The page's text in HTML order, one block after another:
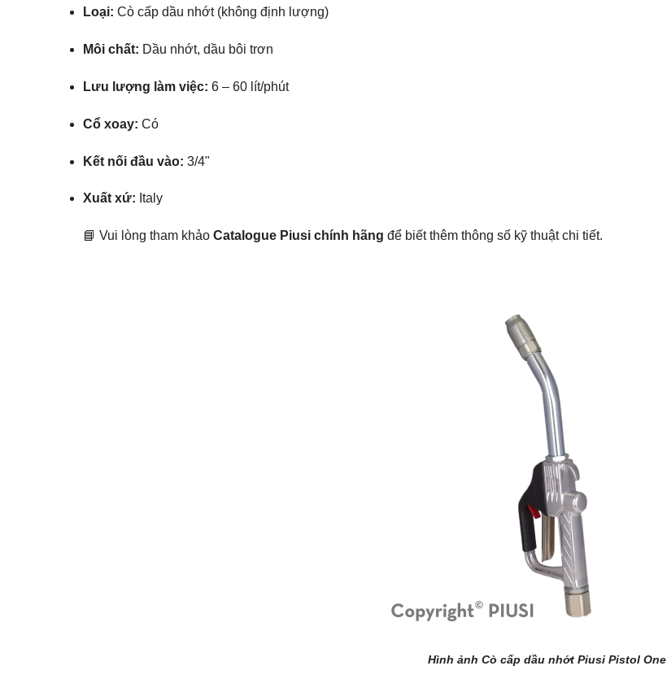
Loại: Cò cấp dầu nhớt (không định lượng)
Môi chất: Dầu nhớt, dầu bôi trơn
Lưu lượng làm việc: 6 – 60 lít/phút
Cổ xoay: Có
Kết nối đầu vào: 3/4"
Xuất xứ: Italy
📘 Vui lòng tham khảo Catalogue Piusi chính hãng để biết thêm thông số kỹ thuật chi tiết.
Hình ảnh Cò cấp dầu nhớt Piusi Pistol One